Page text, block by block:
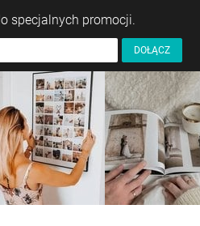
specjalnych promocji.